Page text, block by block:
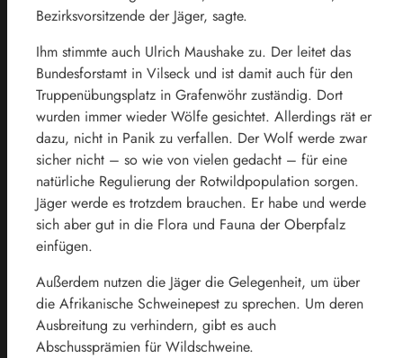
Bezirksvorsitzende der Jäger, sagte.
Ihm stimmte auch Ulrich Maushake zu. Der leitet das
Bundesforstamt in Vilseck und ist damit auch für den
Truppenübungsplatz in Grafenwöhr zuständig. Dort
wurden immer wieder Wölfe gesichtet. Allerdings rät er
dazu, nicht in Panik zu verfallen. Der Wolf werde zwar
sicher nicht – so wie von vielen gedacht – für eine
natürliche Regulierung der Rotwildpopulation sorgen.
Jäger werde es trotzdem brauchen. Er habe und werde
sich aber gut in die Flora und Fauna der Oberpfalz
einfügen.
Außerdem nutzen die Jäger die Gelegenheit, um über
die Afrikanische Schweinepest zu sprechen. Um deren
Ausbreitung zu verhindern, gibt es auch
Abschussprämien für Wildschweine.